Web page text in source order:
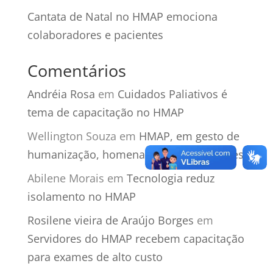
Cantata de Natal no HMAP emociona
colaboradores e pacientes
Comentários
Andréia Rosa em Cuidados Paliativos é
tema de capacitação no HMAP
Wellington Souza em HMAP, em gesto de
humanização, homenageia colaboradores
Abilene Morais em Tecnologia reduz
isolamento no HMAP
Rosilene vieira de Araújo Borges em
Servidores do HMAP recebem capacitação
para exames de alto custo